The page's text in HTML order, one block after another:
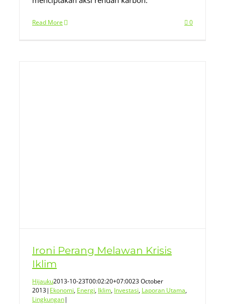
Read More 0
Ironi Perang Melawan Krisis
Iklim
Hijauku2013-10-23T00:02:20+07:0023 October
2013| Ekonomi, Energi, Iklim, Investasi, Laporan Utama,
Lingkungan|